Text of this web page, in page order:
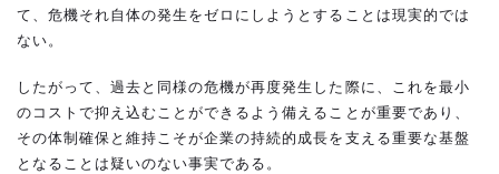
て、危機それ自体の発生をゼロにしようとすることは現実的では
ない。
したがって、過去と同様の危機が再度発生した際に、これを最小
のコストで抑え込むことができるよう備えることが重要であり、
その体制確保と維持こそが企業の持続的成長を支える重要な基盤
となることは疑いのない事実である。